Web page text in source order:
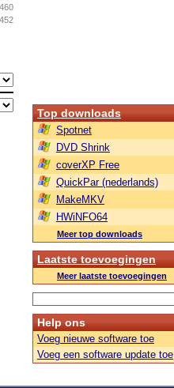
460
452
Top downloads
Spotnet
DVD Shrink
coverXP Free
QuickPar (nederlands)
MakeMKV
HWiNFO64
Meer top downloads
Laatste toevoegingen
Meer laatste toevoegingen
Help ons
Voeg nieuwe software toe
Voeg een software update toe